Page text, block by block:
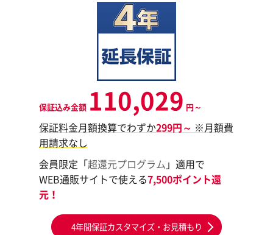
保証込み金額 110,029 円～
保証料金月額換算でわずか299円～ ※月額費
用請求なし
会員限定「超還元プログラム 」適用で
WEB通販サイトで使える7,500ポイント還
元！
4年間保証カスタマイズ・お見積もり